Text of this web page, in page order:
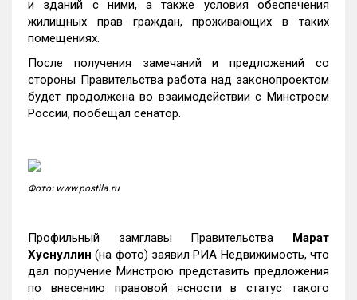
и зданий с ними, а также условия обеспечения
жилищных прав граждан, проживающих в таких
помещениях.
После получения замечаний и предложений со
стороны Правительства работа над законопроектом
будет продолжена во взаимодействии с Минстроем
России, пообещал сенатор.
Фото: www.postila.ru
Профильный замглавы Правительства Марат
Хуснуллин (на фото) заявил РИА Недвижимость, что
дал поручение Минстрою представить предложения
по внесению правовой ясности в статус такого